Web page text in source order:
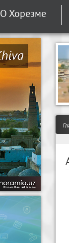
О Хорезме